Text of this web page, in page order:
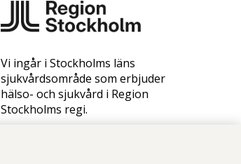
Vi ingår i Stockholms läns
sjukvårdsområde som erbjuder
hälso- och sjukvård i Region
Stockholms regi.